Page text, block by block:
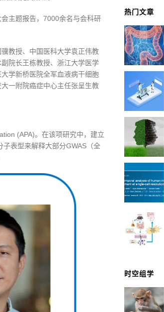
主题报告，7000余名与会科研
教授、中国医科大学袁正伟教
院长王栋教授、浙江大学医学
学新桥医院全军血液病干细胞
一附院癌症中心主任张呈生教
(APA)。在该项研究中，建立
子表型来解释大部分GWAS（全
热门文章
时空组学